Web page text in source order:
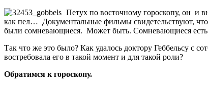
Петух по восточному гороскопу, он и
как пел… Документальные фильмы свидетельствуют,
были сомневающиеся. Может быть. Сомневающиеся
Так что же это было? Как удалось доктору Геббельсу с
востребовала его в такой момент и для такой роли?
Обратимся к гороскопу.